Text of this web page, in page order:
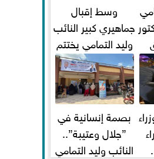
وسط إقبال
جماهيري كبير النائب
وليد التمامي يختتم
أضخم قافلة طبية
مجانية...
بصمة إنسانية في
”جلال وعتيبة”..
النائب وليد التمامي